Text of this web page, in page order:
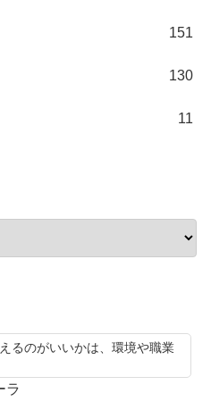
151
130
11
るのがいいかは、環境や職業
ラ